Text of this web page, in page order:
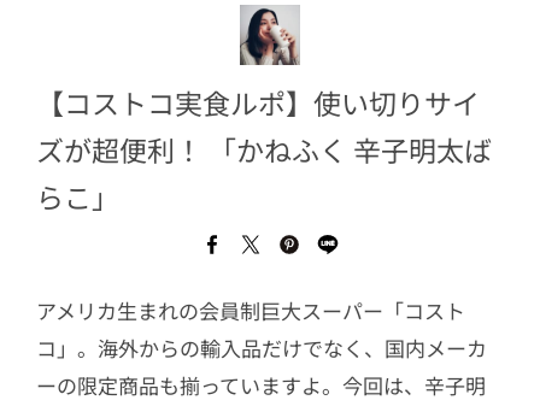
【コストコ実食ルポ】使い切りサイ
ズが超便利！ 「かねふく 辛子明太ば
らこ」
アメリカ生まれの会員制巨大スーパー「コスト
コ」。海外からの輸入品だけでなく、国内メーカ
ーの限定商品も揃っていますよ。今回は、辛子明